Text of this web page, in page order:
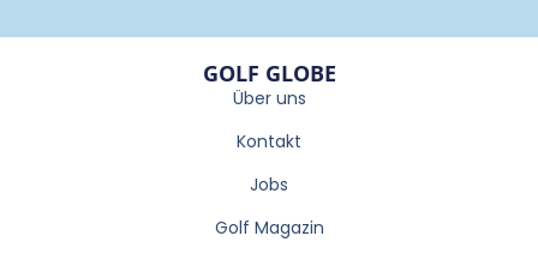
GOLF GLOBE
Über uns
Kontakt
Jobs
Golf Magazin